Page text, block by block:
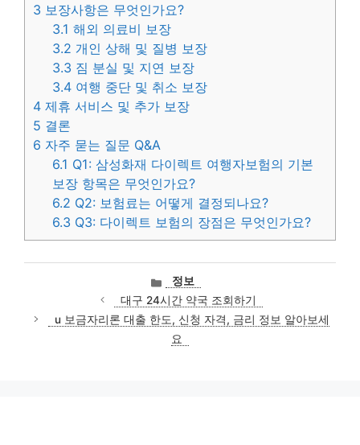
3 보장사항은 무엇인가요?
3.1 해외 의료비 보장
3.2 개인 상해 및 질병 보장
3.3 짐 분실 및 지연 보장
3.4 여행 중단 및 취소 보장
4 제휴 서비스 및 추가 보장
5 결론
6 자주 묻는 질문 Q&A
6.1 Q1: 삼성화재 다이렉트 여행자보험의 기본
보장 항목은 무엇인가요?
6.2 Q2: 보험료는 어떻게 결정되나요?
6.3 Q3: 다이렉트 보험의 장점은 무엇인가요?
카
테
고
리
정보
대구 24시간 약국 조회하기
u 보금자리론 대출 한도, 신청 자격, 금리 정보 알아보세
요